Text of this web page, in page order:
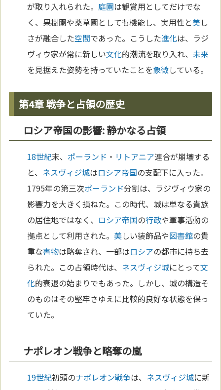
が取り入れられた。庭園は観賞用としてだけでな
く、果樹園や薬草園としても機能し、実用性と美し
さが融合した空間であった。こうした進化は、ラジ
ヴィウ家が常に新しい文化的潮流を取り入れ、未来
を見据えた姿勢を持っていたことを象徴している。
第4章 戦争と占領の歴史
ロシア帝国の影響: 静かなる占領
18世紀末、 ポーランド ・ リトアニア連合が崩壊する
と、 ネスヴィジ城はロシア帝国の支配下に入った。
1795年の第三次ポーランド分割は、ラジヴィウ家の
影響力を大きく損ねた。この時代、城は単なる貴族
の居住地ではなく、 ロシア帝国の行政や軍事活動の
拠点として利用された。美しい装飾品や図書館の貴
重な書物は略奪され、一部はロシアの都市に持ち去
られた。この占領時代は、 ネスヴィジ城にとって文
化的衰退の始まりでもあった。しかし、城の構造そ
のものはその堅牢さゆえに比較的良好な状態を保っ
ていた。
ナポレオン戦争と略奪の嵐
19世紀初頭のナポレオン戦争は、 ネスヴィジ城に新